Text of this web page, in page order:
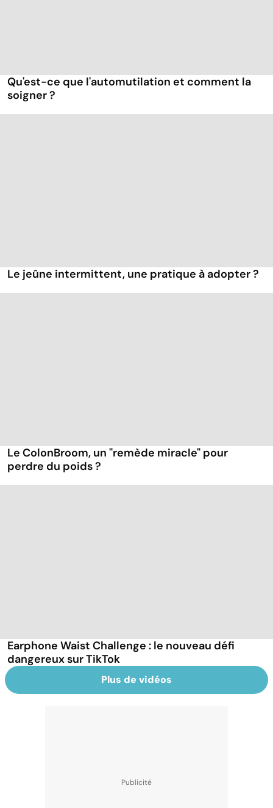
Qu'est-ce que l'automutilation et comment la
soigner ?
Le jeûne intermittent, une pratique à adopter ?
Le ColonBroom, un "remède miracle" pour
perdre du poids ?
Earphone Waist Challenge : le nouveau défi
dangereux sur TikTok
Plus de vidéos